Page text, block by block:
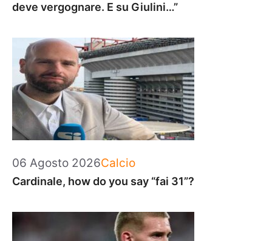
deve vergognare. E su Giulini…”
06 Agosto 2026Categorie
Calcio
Cardinale, how do you say “fai 31”?